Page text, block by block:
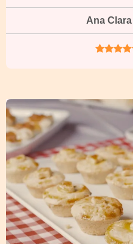
Ana Clara